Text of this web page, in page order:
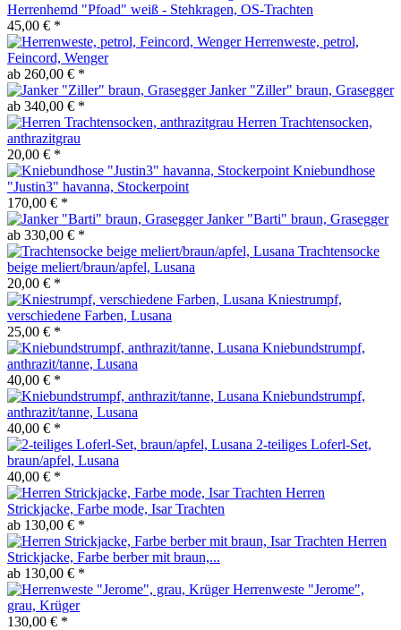
Herrenhemd "Pfoad" weiß - Stehkragen, OS-Trachten
45,00 € *
Herrenweste, petrol,
Feincord, Wenger
ab 260,00 € *
Janker "Ziller" braun, Grasegger
ab 340,00 € *
Herren Trachtensocken,
anthrazitgrau
20,00 € *
Kniebundhose
"Justin3" havanna, Stockerpoint
170,00 € *
Janker "Barti" braun, Grasegger
ab 330,00 € *
Trachtensocke
beige meliert/braun/apfel, Lusana
20,00 € *
Kniestrumpf,
verschiedene Farben, Lusana
25,00 € *
Kniebundstrumpf,
anthrazit/tanne, Lusana
40,00 € *
Kniebundstrumpf,
anthrazit/tanne, Lusana
40,00 € *
2-teiliges Loferl-Set,
braun/apfel, Lusana
40,00 € *
Herren
Strickjacke, Farbe mode, Isar Trachten
ab 130,00 € *
Herren
Strickjacke, Farbe berber mit braun,...
ab 130,00 € *
Herrenweste "Jerome",
grau, Krüger
130,00 € *